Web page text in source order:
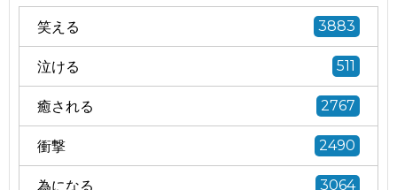
笑える 3883
泣ける 511
癒される 2767
衝撃 2490
為になる 3064